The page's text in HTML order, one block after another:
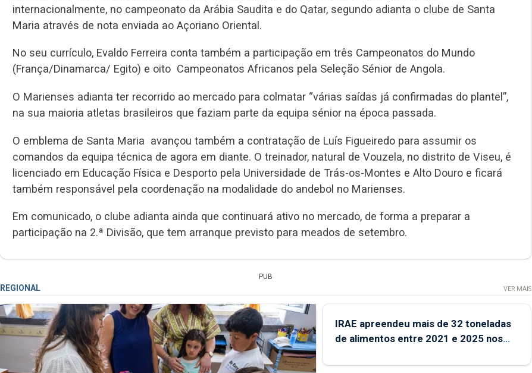
internacionalmente, no campeonato da Arábia Saudita e do Qatar, segundo adianta o clube de Santa
Maria através de nota enviada ao Açoriano Oriental.
No seu currículo, Evaldo Ferreira conta também a participação em três Campeonatos do Mundo
(França/Dinamarca/ Egito) e oito Campeonatos Africanos pela Seleção Sénior de Angola.
O Marienses adianta ter recorrido ao mercado para colmatar “várias saídas já confirmadas do plantel”,
na sua maioria atletas brasileiros que faziam parte da equipa sénior na época passada.
O emblema de Santa Maria avançou também a contratação de Luís Figueiredo para assumir os
comandos da equipa técnica de agora em diante. O treinador, natural de Vouzela, no distrito de Viseu, é
licenciado em Educação Física e Desporto pela Universidade de Trás-os-Montes e Alto Douro e ficará
também responsável pela coordenação na modalidade do andebol no Marienses.
Em comunicado, o clube adianta ainda que continuará ativo no mercado, de forma a preparar a
participação na 2.ª Divisão, que tem arranque previsto para meados de setembro.
PUB
REGIONAL VER MAIS
IRAE apreendeu mais de 32 toneladas
de alimentos entre 2021 e 2025 nos